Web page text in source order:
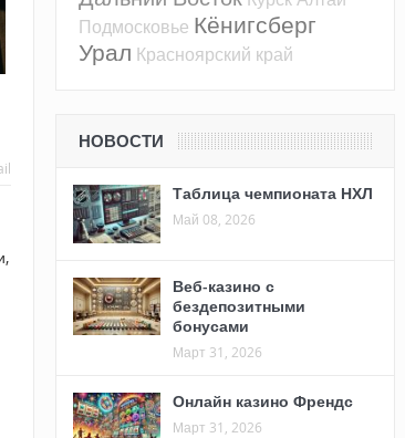
Подмосковье Кёнигсберг
Урал Красноярский край
НОВОСТИ
Таблица чемпионата НХЛ
Май 08, 2026
Веб-казино с
бездепозитными
бонусами
Март 31, 2026
Онлайн казино Френдс
Март 31, 2026